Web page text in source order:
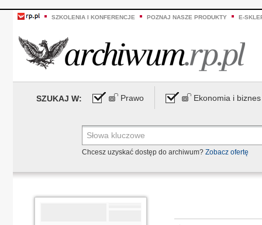
SZKOLENIA I KONFERENCJE POZNAJ NASZE PRODUKTY E-
SZUKAJ W: Prawo Ekonomia i biznes
Chcesz uzyskać dostęp do archiwum? Zobacz ofertę